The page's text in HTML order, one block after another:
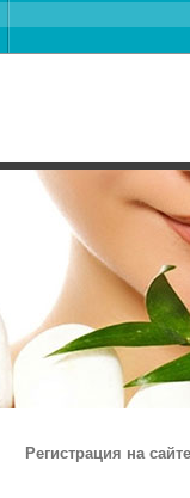
Регистрация на